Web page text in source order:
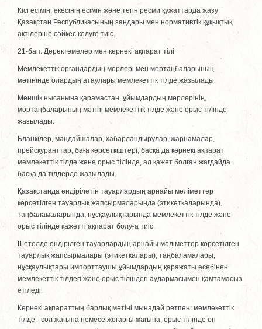
Кiсi есiмiн, әкесiнiң есiмiн және тегiн ресми құжаттарда жазу
Қазақстан Республикасының заңдары мен нормативтiк құқықтық
актілеріне сәйкес келуге тиiс.
21-бап. Деректемелер мен көрнекi ақпарат тілі
Мемлекеттік органдардың мөрлерi мен мөртаңбаларының
мәтiнiнде олардың атаулары мемлекеттік тiлде жазылады.
Меншiк нысанына қарамастан, ұйымдардың мөрлерiнiң,
мөртаңбаларының мәтiнi мемлекеттік тiлде және орыс тілінде
жазылады.
Бланкiлер, маңдайшалар, хабарландырулар, жарнамалар,
прейскуранттар, баға көрсеткiштерi, басқа да көрнекi ақпарат
мемлекеттік тiлде және орыс тілінде, ал қажет болған жағдайда
басқа да тiлдерде жазылады.
Қазақстанда өндiрiлетiн тауарлардың арнайы мәлiметтер
көрсетiлген тауарлық жапсырмаларында (этикеткаларында),
таңбаламаларында, нұсқаулықтарында мемлекеттік тiлде және
орыс тілінде қажеттi ақпарат болуға тиiс.
Шетелде өндiрiлген тауарлардың арнайы мәлiметтер көрсетiлген
тауарлық жапсырмалары (этикеткалары), таңбаламалары,
нұсқаулықтары импорттаушы ұйымдардың қаражаты есебiнен
мемлекеттік тiлдегi және орыс тiліндегі аудармасымен қамтамасыз
етiледi.
Көрнекi ақпараттың барлық мәтiнi мынадай ретпен: мемлекеттік
тiлде - сол жағына немесе жоғарғы жағына, орыс тілінде он